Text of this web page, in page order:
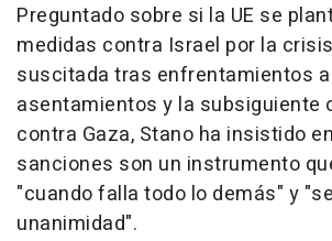
Preguntado sobre si la UE se
medidas contra Israel por la
suscitada tras enfrentamientos
asentamientos y la subsiguiente
contra Gaza, Stano ha insistido
sanciones son un instrumento
"cuando falla todo lo demás" y
unanimidad".